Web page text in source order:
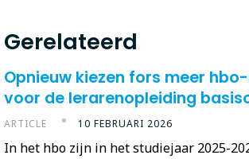
Gerelateerd
Opnieuw kiezen fors meer
voor de lerarenopleiding
ARTICLE 10 FEBRUARI 2026
In het hbo zijn in het studiejaar 2025-